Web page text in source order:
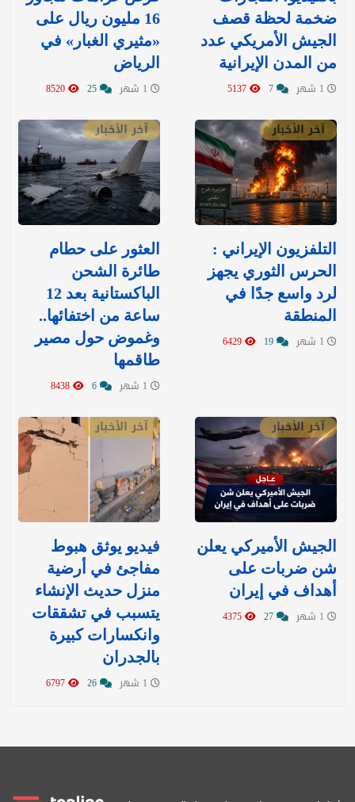
ضخمة لحظة قصف
الجيش الأمريكي عدد
من المدن الإيرانية
16 مليون ريال على
«مثيري الغبار» في
الرياض
آخر الأخبار
التلفزيون الإيراني :
الحرس الثوري يجهز
لرد واسع جدًا في
المنطقة
آخر الأخبار
العثور على حطام
طائرة الشحن
الباكستانية بعد 12
ساعة من اختفائها..
وغموض حول مصير
طاقمها
آخر الأخبار
‏الجيش الأميركي يعلن
شن ضربات على
أهداف في إيران
آخر الأخبار
فيديو يوثق هبوط
مفاجئ في أرضية
منزل حديث الإنشاء
يتسبب في تشققات
وانكسارات كبيرة
بالجدران